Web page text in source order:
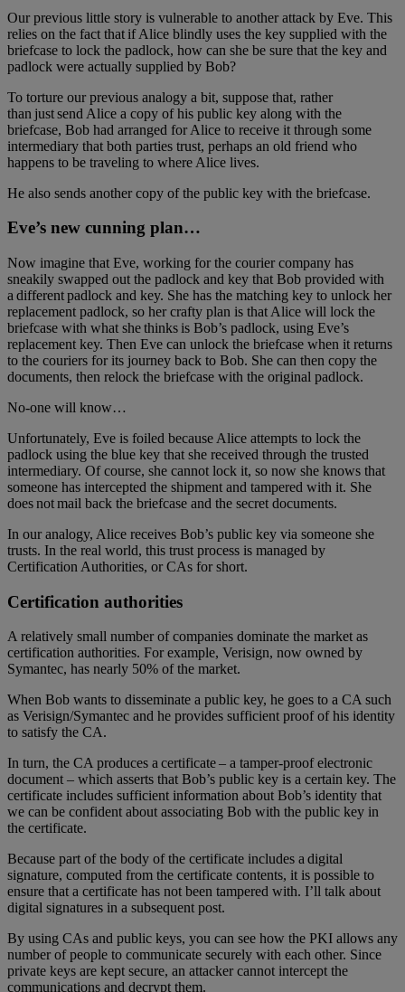
Our previous little story is vulnerable to another attack by Eve. This
relies on the fact that if Alice blindly uses the key supplied with the
briefcase to lock the padlock, how can she be sure that the key and
padlock were actually supplied by Bob?
To torture our previous analogy a bit, suppose that, rather
than just send Alice a copy of his public key along with the
briefcase, Bob had arranged for Alice to receive it through some
intermediary that both parties trust, perhaps an old friend who
happens to be traveling to where Alice lives.
He also sends another copy of the public key with the briefcase.
Eve’s new cunning plan…
Now imagine that Eve, working for the courier company has
sneakily swapped out the padlock and key that Bob provided with
a different padlock and key. She has the matching key to unlock her
replacement padlock, so her crafty plan is that Alice will lock the
briefcase with what she thinks is Bob’s padlock, using Eve’s
replacement key. Then Eve can unlock the briefcase when it returns
to the couriers for its journey back to Bob. She can then copy the
documents, then relock the briefcase with the original padlock.
No-one will know…
Unfortunately, Eve is foiled because Alice attempts to lock the
padlock using the blue key that she received through the trusted
intermediary. Of course, she cannot lock it, so now she knows that
someone has intercepted the shipment and tampered with it. She
does not mail back the briefcase and the secret documents.
In our analogy, Alice receives Bob’s public key via someone she
trusts. In the real world, this trust process is managed by
Certification Authorities, or CAs for short.
Certification authorities
A relatively small number of companies dominate the market as
certification authorities. For example, Verisign, now owned by
Symantec, has nearly 50% of the market.
When Bob wants to disseminate a public key, he goes to a CA such
as Verisign/Symantec and he provides sufficient proof of his identity
to satisfy the CA.
In turn, the CA produces a certificate – a tamper-proof electronic
document – which asserts that Bob’s public key is a certain key. The
certificate includes sufficient information about Bob’s identity that
we can be confident about associating Bob with the public key in
the certificate.
Because part of the body of the certificate includes a digital
signature, computed from the certificate contents, it is possible to
ensure that a certificate has not been tampered with. I’ll talk about
digital signatures in a subsequent post.
By using CAs and public keys, you can see how the PKI allows any
number of people to communicate securely with each other. Since
private keys are kept secure, an attacker cannot intercept the
communications and decrypt them.